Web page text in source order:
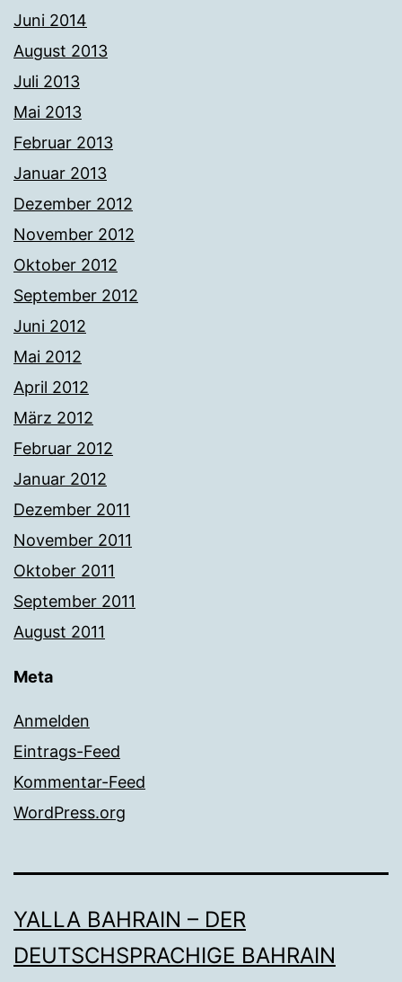
Juni 2014
August 2013
Juli 2013
Mai 2013
Februar 2013
Januar 2013
Dezember 2012
November 2012
Oktober 2012
September 2012
Juni 2012
Mai 2012
April 2012
März 2012
Februar 2012
Januar 2012
Dezember 2011
November 2011
Oktober 2011
September 2011
August 2011
Meta
Anmelden
Eintrags-Feed
Kommentar-Feed
WordPress.org
YALLA BAHRAIN – DER
DEUTSCHSPRACHIGE BAHRAIN